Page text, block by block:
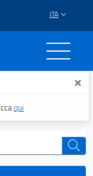
ITA
×
qui
cerca